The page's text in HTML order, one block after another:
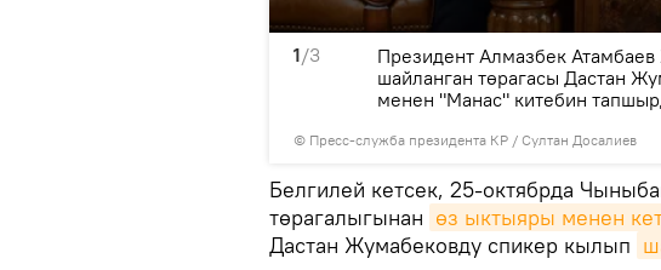
1/3
© Пресс-служба президента КР / Султан Досалиев
Президент Алмазбек
шайланган төрагасы Дастан
менен "Манас" китебин
Белгилей кетсек, 25-октябрда
төрагалыгынан өз ыктыяры менен
Дастан Жумабековду спикер кылып